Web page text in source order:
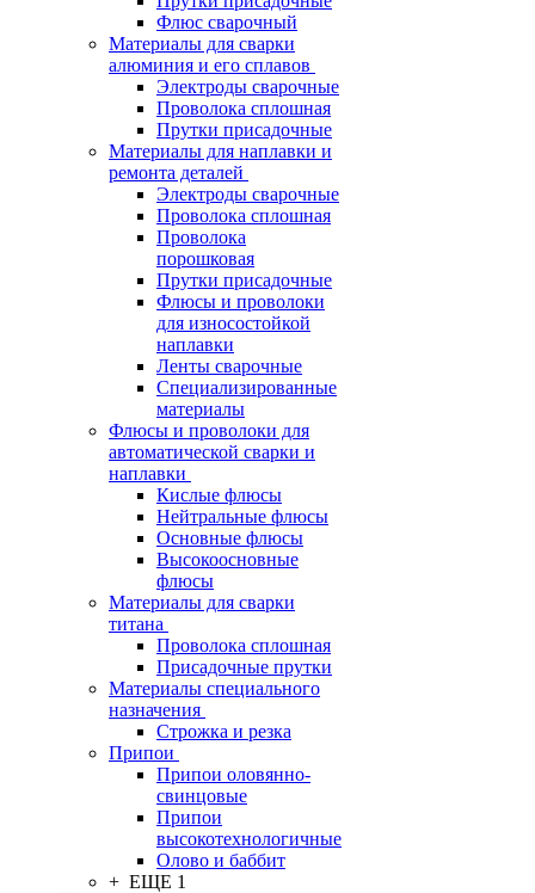
Флюс сварочный
Материалы для сварки
алюминия и его сплавов
Электроды сварочные
Проволока сплошная
Прутки присадочные
Материалы для наплавки и
ремонта деталей
Электроды сварочные
Проволока сплошная
Проволока
порошковая
Прутки присадочные
Флюсы и проволоки
для износостойкой
наплавки
Ленты сварочные
Специализированные
материалы
Флюсы и проволоки для
автоматической сварки и
наплавки
Кислые флюсы
Нейтральные флюсы
Основные флюсы
Высокоосновные
флюсы
Материалы для сварки
титана
Проволока сплошная
Присадочные прутки
Материалы специального
назначения
Строжка и резка
Припои
Припои оловянно-
свинцовые
Припои
высокотехнологичные
Олово и баббит
+ ЕЩЕ 1